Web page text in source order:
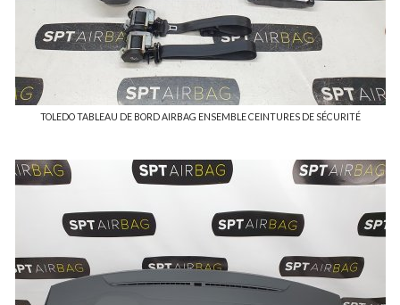
TOLEDO TABLEAU DE BORD AIRBAG ENSEMBLE CEINTURES DE SÉCURITÉ